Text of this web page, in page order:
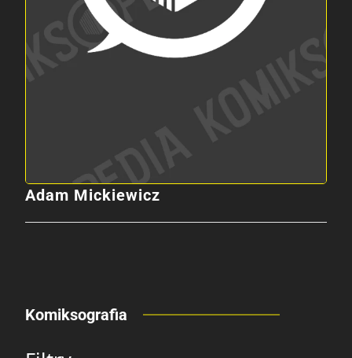
Adam Mickiewicz
Komiksografia